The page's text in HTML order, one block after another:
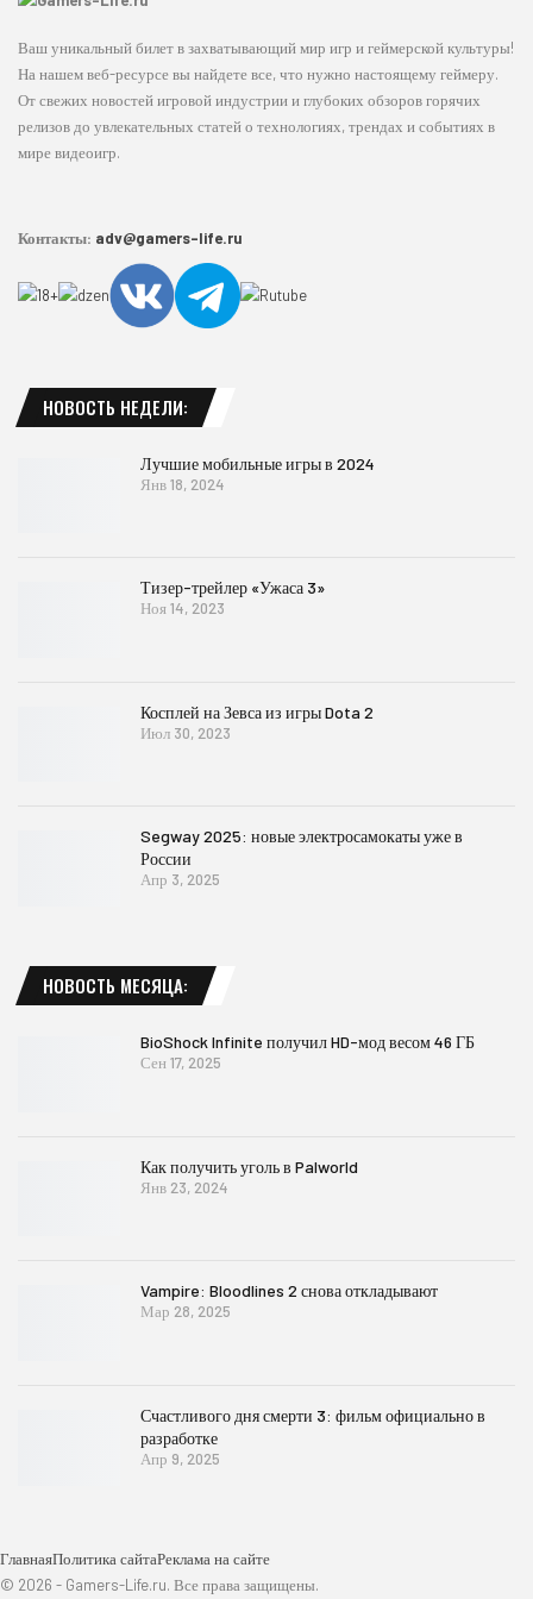
Ваш уникальный билет в захватывающий мир игр и геймерской культуры!
На нашем веб-ресурсе вы найдете все, что нужно настоящему геймеру.
От свежих новостей игровой индустрии и глубоких обзоров горячих
релизов до увлекательных статей о технологиях, трендах и событиях в
мире видеоигр.
Контакты: adv@gamers-life.ru
НОВОСТЬ НЕДЕЛИ:
Лучшие мобильные игры в 2024
Янв 18, 2024
Тизер-трейлер «Ужаса 3»
Ноя 14, 2023
Косплей на Зевса из игры Dota 2
Июл 30, 2023
Segway 2025: новые электросамокаты уже в
России
Апр 3, 2025
НОВОСТЬ МЕСЯЦА:
BioShock Infinite получил HD-мод весом 46 ГБ
Сен 17, 2025
Как получить уголь в Palworld
Янв 23, 2024
Vampire: Bloodlines 2 снова откладывают
Мар 28, 2025
Счастливого дня смерти 3: фильм официально в
разработке
Апр 9, 2025
ГлавнаяПолитика сайтаРеклама на сайте
© 2026 - Gamers-Life.ru. Все права защищены.